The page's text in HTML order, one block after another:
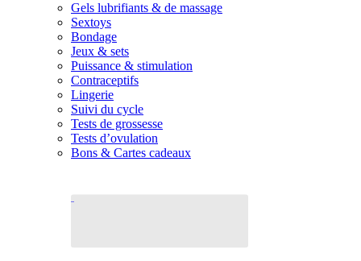
Gels lubrifiants & de massage
Sextoys
Bondage
Jeux & sets
Puissance & stimulation
Contraceptifs
Lingerie
Suivi du cycle
Tests de grossesse
Tests d’ovulation
Bons & Cartes cadeaux